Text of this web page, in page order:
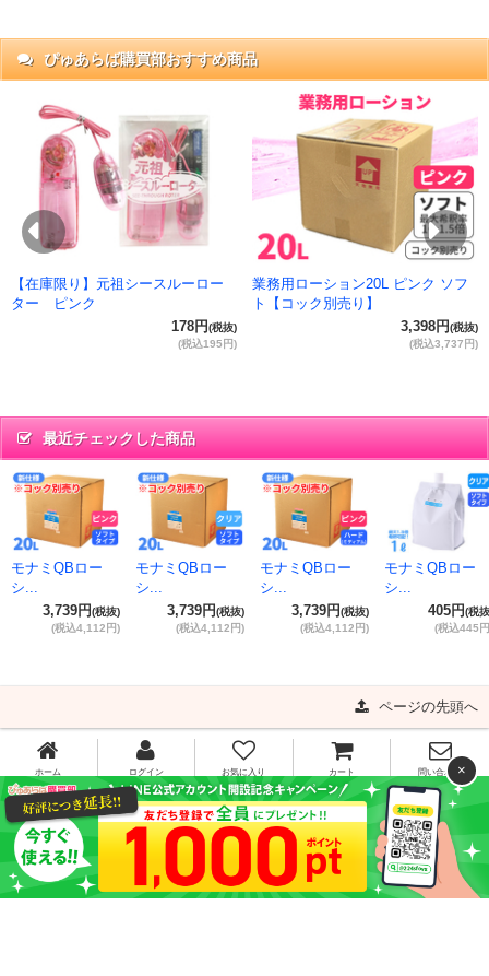
×
ぴゅあらば購買部おすすめ商品
Previous
【在庫限り】元祖シースルーロー
ター ピンク
178円(税抜)
(税込195円)
業務用ローション20L ピンク ソフ
ト【コック別売り】
3,398円(税抜)
(税込3,737円)
最近チェックした商品
モナミQBロー
シ...
3,739円(税抜)
(税込4,112円)
モナミQBロー
シ...
3,739円(税抜)
(税込4,112円)
モナミQBロー
シ...
3,739円(税抜)
(税込4,112円)
モナミQBロー
シ...
405円(税
(税込445
ページの先頭へ
ホーム ログイン お気に入り カート 問い合わせ
0120-341-910
[お問い合わせ受付時間]平日11:00～16:00
平日15時までのご注文で当日出荷!!